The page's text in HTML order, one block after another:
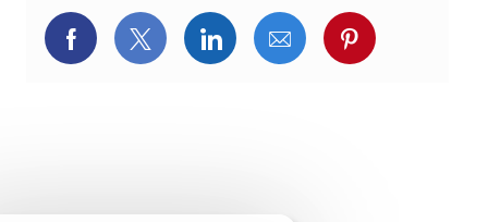
Über Facebook teilen
Über Twitter teilen
Über LinkedIn teilen
Über E-Mail teilen
Über